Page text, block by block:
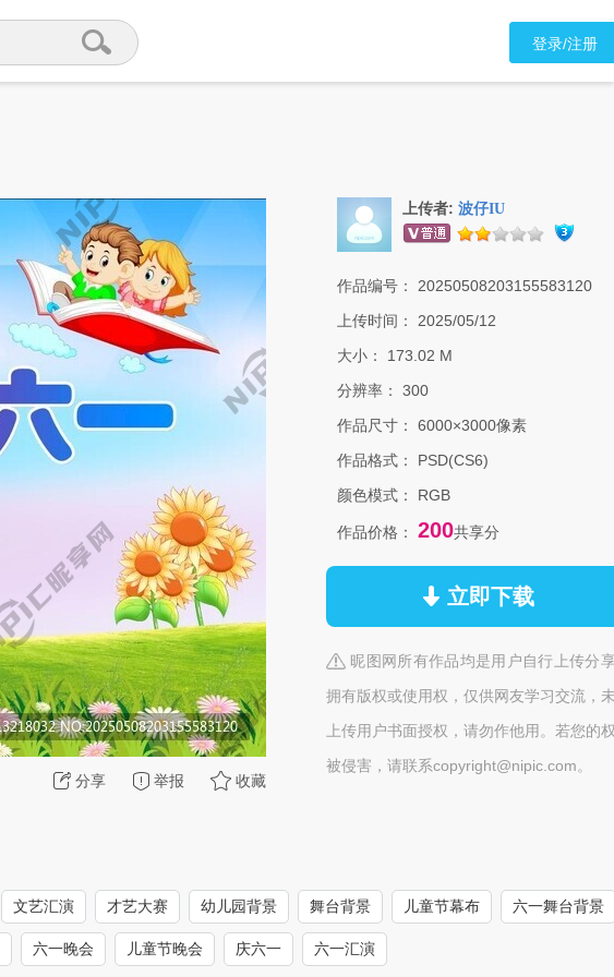
登录/注册
分享 举报 收藏
上传者: 波仔IU
作品编号：
20250508203155583120
上传时间：
2025/05/12
大小：
173.02 M
分辨率：
300
作品尺寸：
6000×3000像素
作品格式：
PSD(CS6)
颜色模式：
RGB
作品价格： 200共享分
立即下载
昵图网所有作品均是用户自行上传分
拥有版权或使用权，仅供网友学习交流，
上传用户书面授权，请勿作他用。若您的
被侵害，请联系copyright@nipic.com。
文艺汇演 才艺大赛 幼儿园背景 舞台背景 儿童节幕布 六一舞台背景
六一晚会 儿童节晚会 庆六一 六一汇演